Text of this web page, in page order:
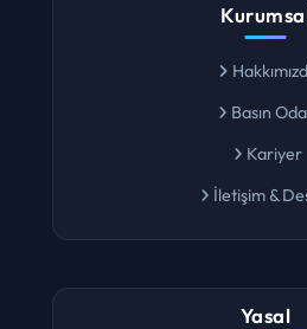
Basın
Kariyer
İletişim &
Yasal